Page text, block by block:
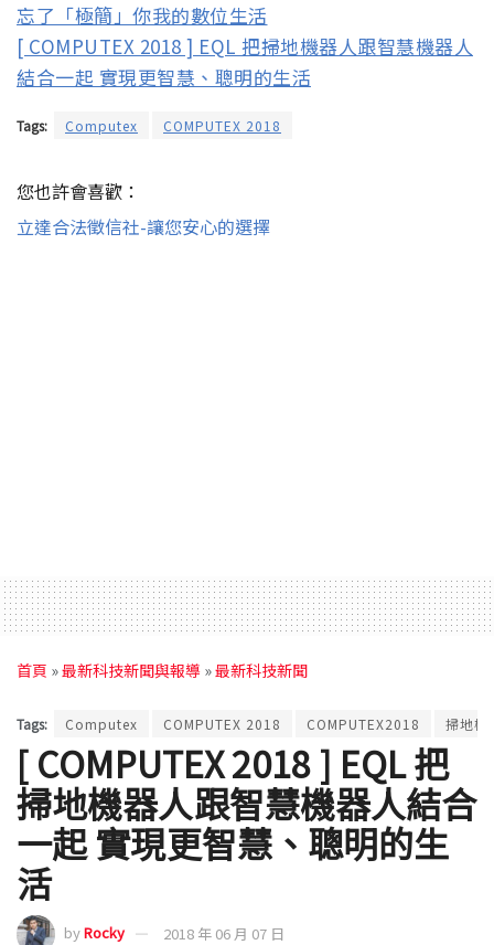
忘了「極簡」你我的數位生活
[ COMPUTEX 2018 ] EQL 把掃地機器人跟智慧機器人
結合一起 實現更智慧、聰明的生活
Tags: Computex COMPUTEX 2018
您也許會喜歡：
立達合法徵信社-讓您安心的選擇
首頁 »最新科技新聞與報導 »最新科技新聞
Tags: Computex COMPUTEX 2018 COMPUTEX2018 掃地機
[ COMPUTEX 2018 ] EQL 把
掃地機器人跟智慧機器人結合
一起 實現更智慧、聰明的生
活
byRocky 2018 年 06 月 07 日